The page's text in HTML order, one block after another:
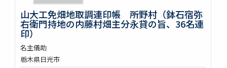
山大工免畑地取調連印帳 所野村（鉢石宿弥
右衛門持地の内藤村畑主分永貸の旨、36名連
印）
名主儀助
栃木県日光市